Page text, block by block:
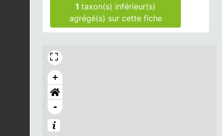
1taxon(s) inférieur(s)
agrégé(s) sur cette fiche
+
-